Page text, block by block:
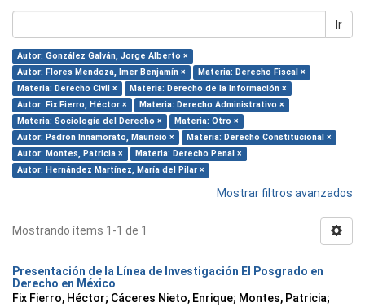
Ir
Autor: González Galván, Jorge Alberto ×
Autor: Flores Mendoza, Imer Benjamín ×
Materia: Derecho Fiscal ×
Materia: Derecho Civil ×
Materia: Derecho de la Información ×
Autor: Fix Fierro, Héctor ×
Materia: Derecho Administrativo ×
Materia: Sociología del Derecho ×
Materia: Otro ×
Autor: Padrón Innamorato, Mauricio ×
Materia: Derecho Constitucional ×
Autor: Montes, Patricia ×
Materia: Derecho Penal ×
Autor: Hernández Martínez, María del Pilar ×
Mostrar filtros avanzados
Mostrando ítems 1-1 de 1
Presentación de la Línea de Investigación El Posgrado en
Derecho en México
Fix Fierro, Héctor; Cáceres Nieto, Enrique; Montes, Patricia;